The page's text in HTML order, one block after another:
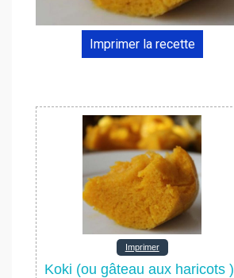
Imprimer la recette
Imprimer
Koki (ou gâteau aux haricots )